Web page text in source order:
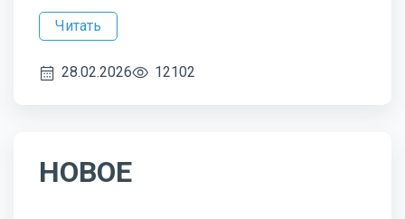
Читать
28.02.2026 12102
НОВОЕ